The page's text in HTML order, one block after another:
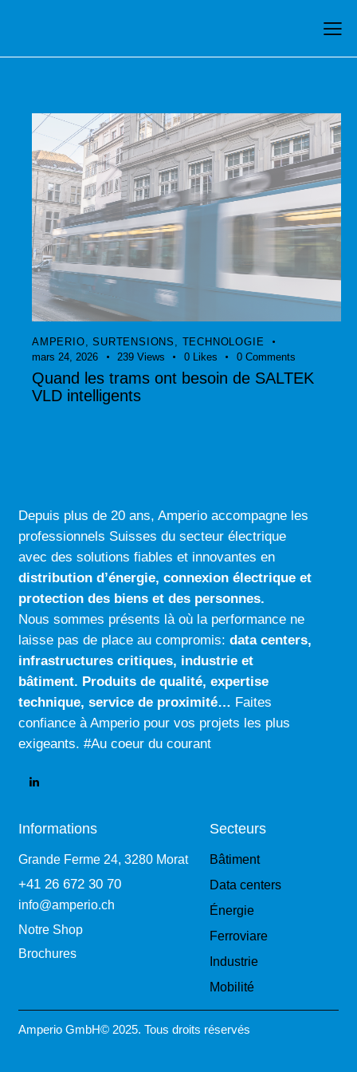
AMPERIO,SURTENSIONS , TECHNOLOGIE
mars 24, 2026
239 Views 0 Likes 0 Comments
Quand les trams ont besoin de SALTEK
VLD intelligents
Depuis plus de 20 ans, Amperio accompagne les
professionnels Suisses du secteur électrique
avec des solutions fiables et innovantes en
distribution d’énergie, connexion électriqueet
protection des biens et des personnes.
Nous sommes présents là où la performance ne
laisse pas de place au compromis:data centers,
infrastructures critiques, industrie et
bâtiment. Produits de qualité,expertise
technique,service de proximité… Faites
confiance à Amperio pour vos projets les plus
exigeants. #Au coeur du courant
Informations
Grande Ferme 24, 3280 Morat
+41 26 672 30 70
info@amperio.ch
Notre Shop
Brochures
Secteurs
Bâtiment
Data centers
Énergie
Ferroviare
Industrie
Mobilité
Amperio GmbH© 2025. Tous droits réservés